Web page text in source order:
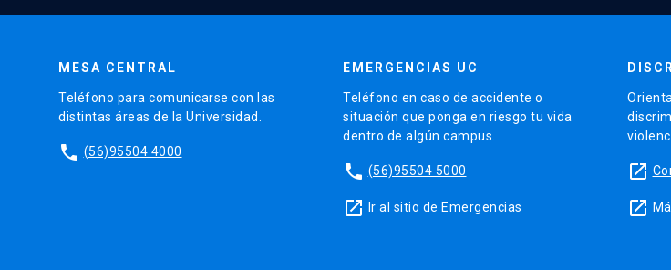
MESA CENTRAL
Teléfono para comunicarse con las
distintas áreas de la Universidad.
phone (56)95504 4000
EMERGENCIAS UC
Teléfono en caso de accidente o
situación que ponga en riesgo tu vida
dentro de algún campus.
phone (56)95504 5000
launch Ir al sitio de Emergencias
launch
launch